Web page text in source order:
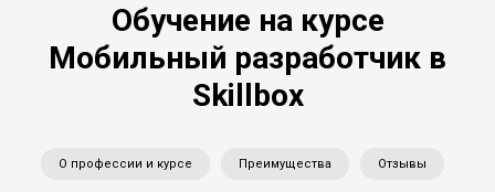
Обучение на курсе
Мобильный разработчик в
Skillbox
О профессии и курсе Преимущества Отзывы